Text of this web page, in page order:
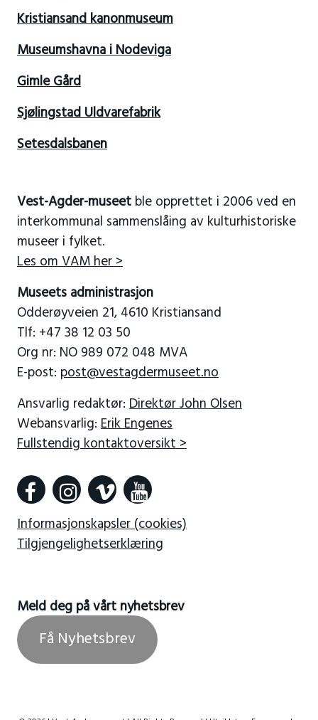
Kristiansand kanonmuseum
Museumshavna i Nodeviga
Gimle Gård
Sjølingstad Uldvarefabrik
Setesdalsbanen
Vest-Agder-museetble opprettet i 2006 ved en
interkommunal sammenslåing av kulturhistoriske
museer i fylket.
Les om VAM her >
Museets administrasjon
Odderøyveien 21, 4610 Kristiansand
Tlf: +47 38 12 03 50
Org nr: NO 989 072 048 MVA
E-post: post@vestagdermuseet.no
Ansvarlig redaktør: Direktør John Olsen
Webansvarlig: Erik Engenes
Fullstendig kontaktoversikt >
Informasjonskapsler (cookies)
Tilgjengelighetserklæring
Meld deg på vårt nyhetsbrev
Få Nyhetsbrev